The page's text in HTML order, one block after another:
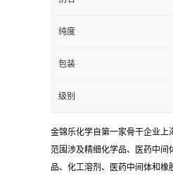
纯度
包装
级别
金锦乐化学自第一家骨干企业上
范围涉及精细化学品、医药中间
品、化工溶剂、医药中间体和橡